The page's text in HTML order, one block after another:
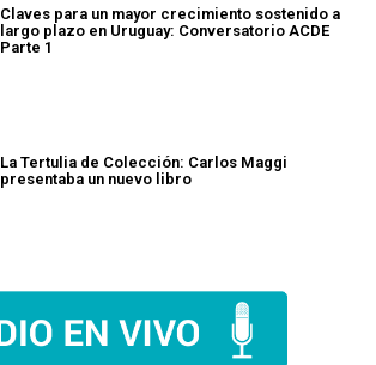
Claves para un mayor crecimiento sostenido a
largo plazo en Uruguay: Conversatorio ACDE
Parte 1
La Tertulia de Colección: Carlos Maggi
presentaba un nuevo libro